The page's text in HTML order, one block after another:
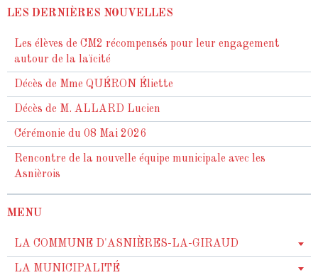
LES DERNIÈRES NOUVELLES
Les élèves de CM2 récompensés pour leur engagement
autour de la laïcité
Décès de Mme QUÉRON Éliette
Décès de M. ALLARD Lucien
Cérémonie du 08 Mai 2026
Rencontre de la nouvelle équipe municipale avec les
Asnièrois
MENU
LA COMMUNE D'ASNIÈRES-LA-GIRAUD
LA MUNICIPALITÉ